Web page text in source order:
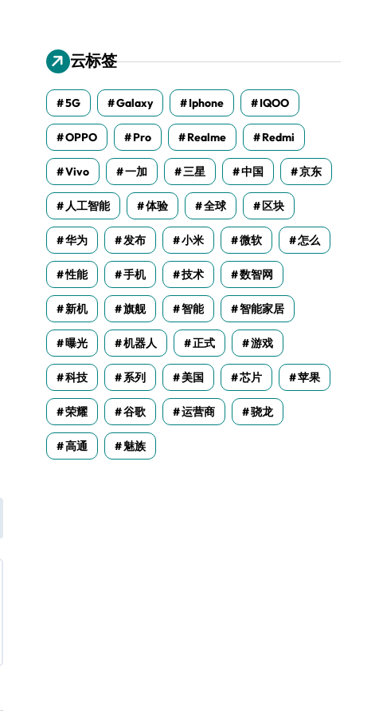
云标签
5G Galaxy Iphone IQOO
OPPO Pro Realme Redmi
Vivo 一加 三星 中国 京东
人工智能 体验 全球 区块
华为 发布 小米 微软 怎么
性能 手机 技术 数智网
新机 旗舰 智能 智能家居
曝光 机器人 正式 游戏
科技 系列 美国 芯片 苹果
荣耀 谷歌 运营商 骁龙
高通 魅族